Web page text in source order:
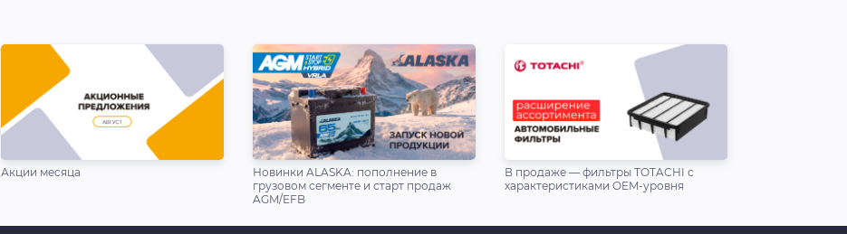
Акции месяца
Новинки ALASKA: пополнение в
грузовом сегменте и старт продаж
AGM/EFB
В продаже — фильтры TOTACHI с
характеристиками OEM-уровня